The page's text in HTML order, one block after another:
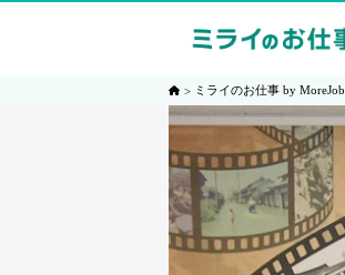
ミライのお仕事 by MoreJob